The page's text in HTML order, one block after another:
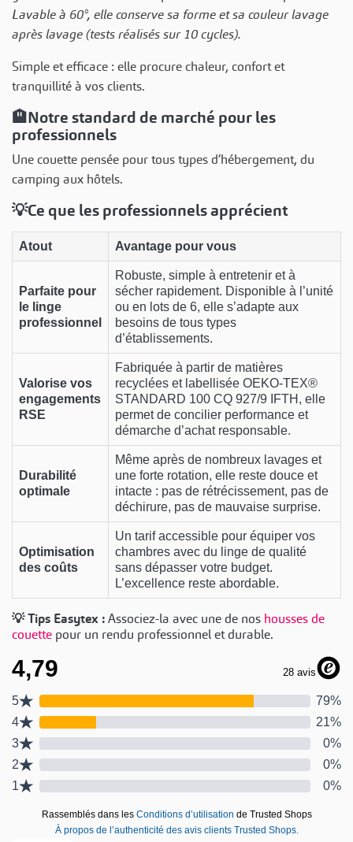
Lavable à 60°, elle conserve sa forme et sa couleur lavage
après lavage (tests réalisés sur 10 cycles).
Simple et efficace : elle procure chaleur, confort et
tranquillité à vos clients.
🏨Notre standard de marché pour les
professionnels
Une couette pensée pour tous types d’hébergement, du
camping aux hôtels.
💡Ce que les professionnels apprécient
Atout Avantage pour vous
Parfaite pour
le linge
professionnel
Robuste, simple à entretenir et à
sécher rapidement. Disponible à l’unité
ou en lots de 6, elle s’adapte aux
besoins de tous types
d’établissements.
Valorise vos
engagements
RSE
Fabriquée à partir de matières
recyclées et labellisée OEKO-TEX®
STANDARD 100 CQ 927/9 IFTH, elle
permet de concilier performance et
démarche d’achat responsable.
Durabilité
optimale
Même après de nombreux lavages et
une forte rotation, elle reste douce et
intacte : pas de rétrécissement, pas de
déchirure, pas de mauvaise surprise.
Optimisation
des coûts
Un tarif accessible pour équiper vos
chambres avec du linge de qualité
sans dépasser votre budget.
L’excellence reste abordable.
💡 Tips Easytex :Associez-la avec une de nos housses de
couette pour un rendu professionnel et durable.